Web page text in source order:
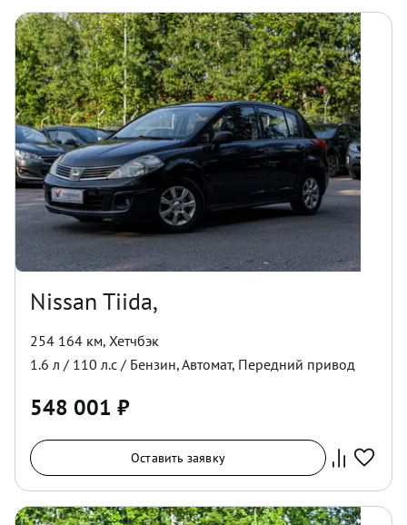
Nissan Tiida,
254 164 км, Хетчбэк
1.6 л / 110 л.с / Бензин,Автомат, Передний привод
548 001 ₽
Оставить заявку